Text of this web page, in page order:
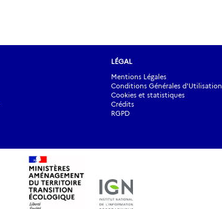
LÉGAL
Mentions Légales
Conditions Générales d'Utilisation
Cookies et statistiques
Crédits
RGPD